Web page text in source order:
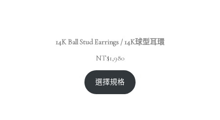
14K Ball Stud Earrings / 14K球型耳環
NT$1,980
選擇規格